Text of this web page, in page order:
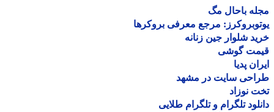
باحال مگ
مرجع معرفی بروکرها
شلوار جین زنانه
گوشی
پدیا
سایت در مشهد
نوزاد
تلگرام و تلگرام طلایی